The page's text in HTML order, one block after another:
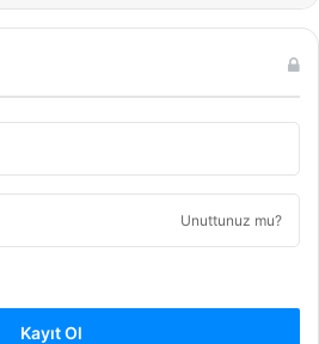
Unuttunuz mu?
Kayıt Ol